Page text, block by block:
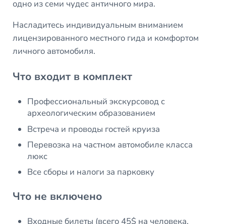
одно из семи чудес античного мира.
Насладитесь индивидуальным вниманием
лицензированного местного гида и комфортом
личного автомобиля.
Что входит в комплект
Профессиональный экскурсовод с
археологическим образованием
Встреча и проводы гостей круиза
Перевозка на частном автомобиле класса
люкс
Все сборы и налоги за парковку
Что не включено
Входные билеты (всего 45$ на человека.